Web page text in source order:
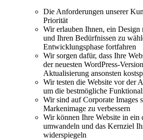
Die Anforderungen unserer
Priorität
Wir erlauben Ihnen, ein Design
und Ihren Bedürfnissen zu
Entwicklungsphase fortfahren
Wir sorgen dafür, dass Ihre
der neuesten WordPress-
Aktualisierung ansonsten
Wir testen die Website vor der
um die bestmögliche
Wir sind auf Corporate Images
Markenimage zu verbessern
Wir können Ihre Website in ein
umwandeln und das Kernziel
widerspiegeln